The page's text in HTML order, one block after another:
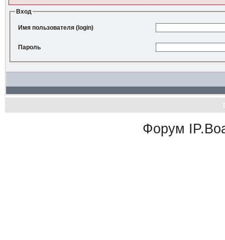
Вход
Имя пользователя (login)
Пароль
Форум